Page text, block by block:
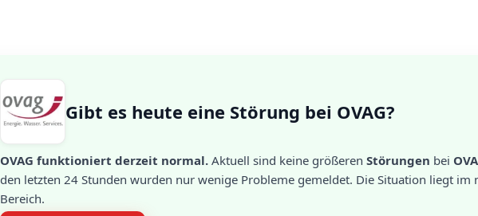
Gibt es heute eine Störung bei OVAG?
OVAG funktioniert derzeit normal. Aktuell sind keine größeren Störungen bei
den letzten 24 Stunden wurden nur wenige Probleme gemeldet. Die Situation liegt im
Bereich.